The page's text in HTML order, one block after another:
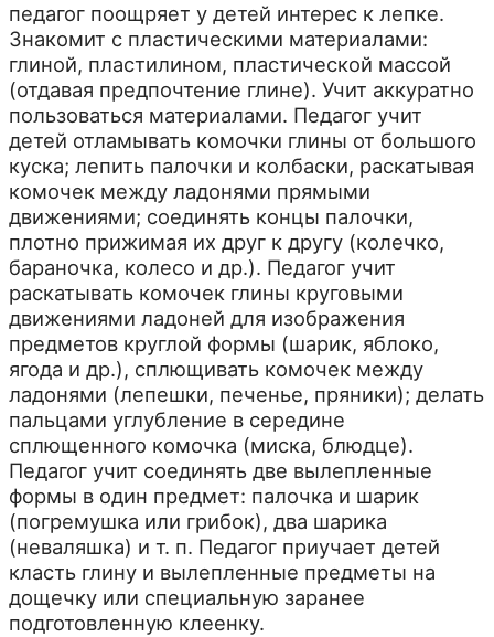
педагог поощряет у детей интерес к лепке.
Знакомит с пластическими материалами:
глиной, пластилином, пластической массой
(отдавая предпочтение глине). Учит аккуратно
пользоваться материалами. Педагог учит
детей отламывать комочки глины от большого
куска; лепить палочки и колбаски, раскатывая
комочек между ладонями прямыми
движениями; соединять концы палочки,
плотно прижимая их друг к другу (колечко,
бараночка, колесо и др.). Педагог учит
раскатывать комочек глины круговыми
движениями ладоней для изображения
предметов круглой формы (шарик, яблоко,
ягода и др.), сплющивать комочек между
ладонями (лепешки, печенье, пряники); делать
пальцами углубление в середине
сплющенного комочка (миска, блюдце).
Педагог учит соединять две вылепленные
формы в один предмет: палочка и шарик
(погремушка или грибок), два шарика
(неваляшка) и т. п. Педагог приучает детей
класть глину и вылепленные предметы на
дощечку или специальную заранее
подготовленную клеенку.